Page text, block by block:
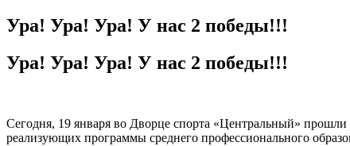
Ура! Ура! Ура! У нас 2 победы!!!
Ура! Ура! Ура! У нас 2 победы!!!
Сегодня, 19 января во Дворце спорта «Центральный»
реализующих программы среднего профессионального